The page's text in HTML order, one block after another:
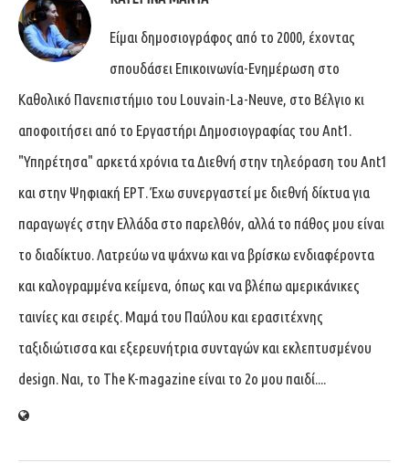
Είμαι δημοσιογράφος από το 2000, έχοντας
σπουδάσει Επικοινωνία-Ενημέρωση στο
Καθολικό Πανεπιστήμιο του Louvain-La-Neuve, στο Βέλγιο κι
αποφοιτήσει από το Εργαστήρι Δημοσιογραφίας του Ant1.
"Υπηρέτησα" αρκετά χρόνια τα Διεθνή στην τηλεόραση του Ant1
και στην Ψηφιακή ΕΡΤ. Έχω συνεργαστεί με διεθνή δίκτυα για
παραγωγές στην Ελλάδα στο παρελθόν, αλλά το πάθος μου είναι
το διαδίκτυο. Λατρεύω να ψάχνω και να βρίσκω ενδιαφέροντα
και καλογραμμένα κείμενα, όπως και να βλέπω αμερικάνικες
ταινίες και σειρές. Μαμά του Παύλου και ερασιτέχνης
ταξιδιώτισσα και εξερευνήτρια συνταγών και εκλεπτυσμένου
design. Ναι, το The K-magazine είναι το 2ο μου παιδί....